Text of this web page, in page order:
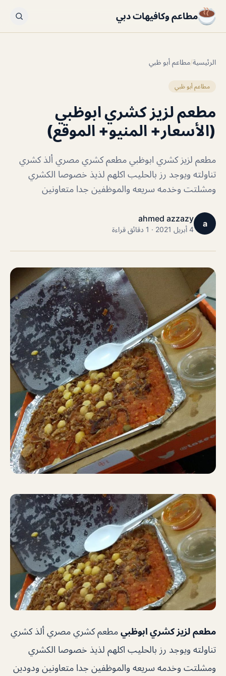
مطاعم وكافيهات دبي
الرئيسية/مطاعم أبو ظبي
مطاعم أبو ظبي
مطعم لزيز كشري ابوظبي
(الأسعار+ المنيو+ الموقع)
مطعم لزيز كشري ابوظبي مطعم كشري مصري ألذ كشري
تناولته ويوجد رز بالحليب اكلهم لذيذ خصوصا الكشري
ومشلتت وخدمه سريعه والموظفين جدا متعاونين
a
ahmed azzazy
4 أبريل 2021 · 1 دقائق قراءة
مطعم لزيز كشري ابوظبي مطعم كشري مصري ألذ كشري
تناولته ويوجد رز بالحليب اكلهم لذيذ خصوصا الكشري
ومشلتت وخدمه سريعه والموظفين جدا متعاونين ودودين